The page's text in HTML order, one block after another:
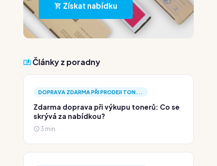
Získat nabídku
Články z poradny
DOPRAVA ZDARMA PŘI PRODEJI TON...
Zdarma doprava při výkupu tonerů: Co se
skrývá za nabídkou?
3 min.